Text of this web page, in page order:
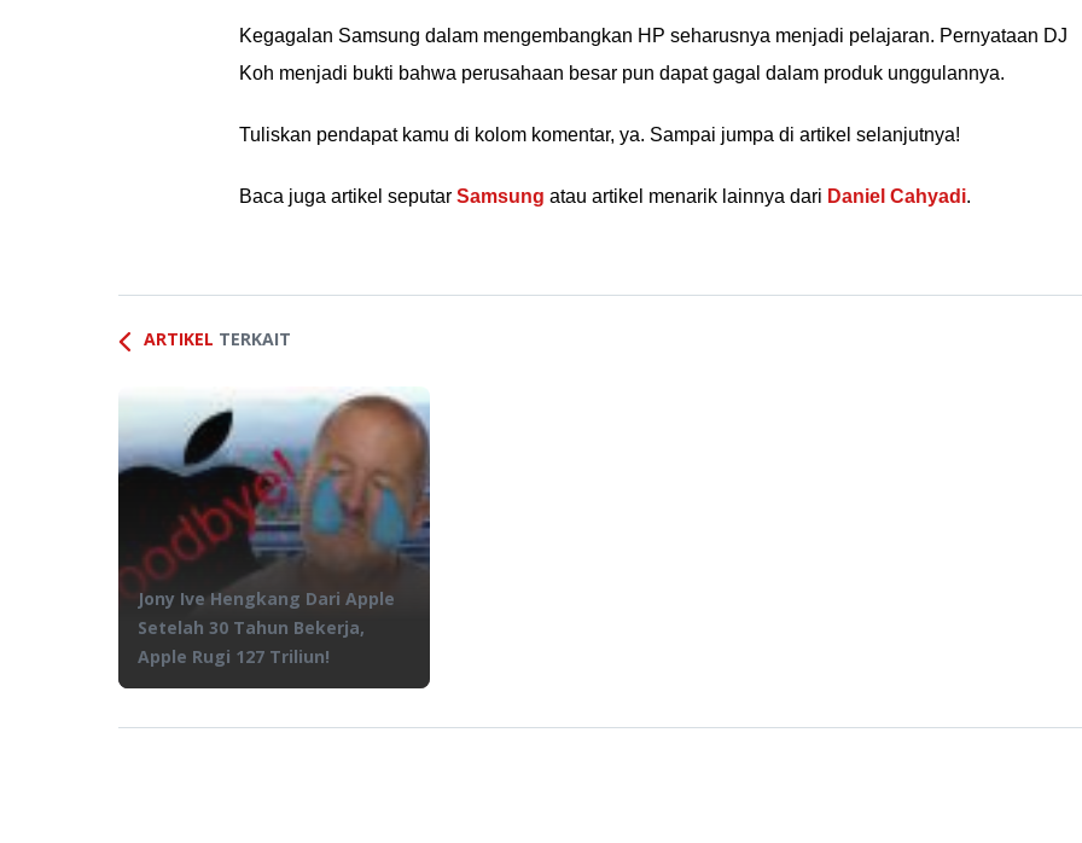
Kegagalan Samsung dalam mengembangkan HP seharusnya menjadi pelajaran. Pernyataan DJ
Koh menjadi bukti bahwa perusahaan besar pun dapat gagal dalam produk unggulannya.
Tuliskan pendapat kamu di kolom komentar, ya. Sampai jumpa di artikel selanjutnya!
Baca juga artikel seputar Samsung atau artikel menarik lainnya dari Daniel Cahyadi.
ARTIKEL TERKAIT
Jony Ive Hengkang Dari Apple
Setelah 30 Tahun Bekerja,
Apple Rugi 127 Triliun!